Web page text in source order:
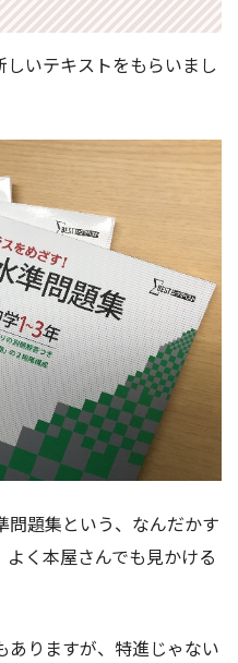
いテキストをもらいまし
題集という、なんだかす
く本屋さんでも見かける
りますが、特進じゃない